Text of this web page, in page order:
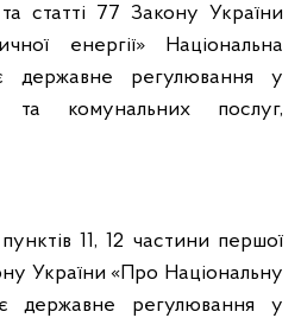
статті 77 Закону України
енергії» Національна
державне регулювання у
та комунальних послуг,
11, 12 частини першої
України «Про Національну
державне регулювання у